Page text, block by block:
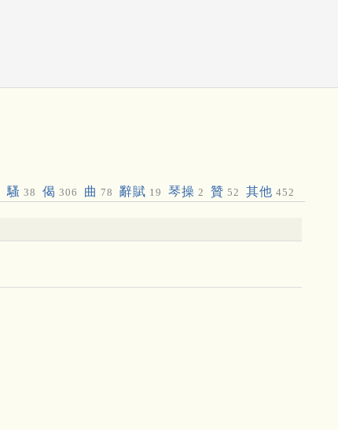
騷 38 偈 306 曲 78 辭賦 19 琴操 2 贊 52 其他 452